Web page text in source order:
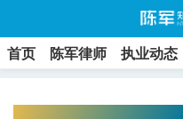
首页 陈军律师 执业动态